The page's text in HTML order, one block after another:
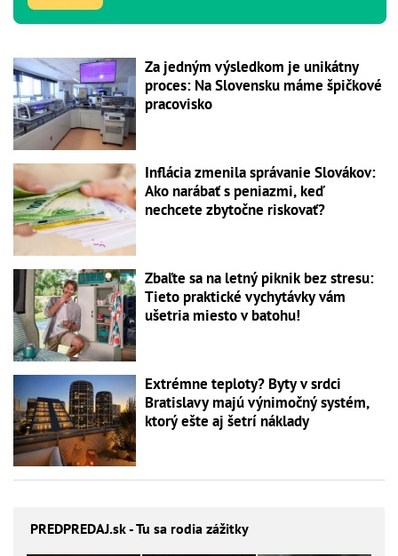
Za jedným výsledkom je unikátny
proces: Na Slovensku máme špičkové
pracovisko
Inflácia zmenila správanie Slovákov:
Ako narábať s peniazmi, keď
nechcete zbytočne riskovať?
Zbaľte sa na letný piknik bez stresu:
Tieto praktické vychytávky vám
ušetria miesto v batohu!
Extrémne teploty? Byty v srdci
Bratislavy majú výnimočný systém,
ktorý ešte aj šetrí náklady
PREDPREDAJ.sk - Tu sa rodia zážitky